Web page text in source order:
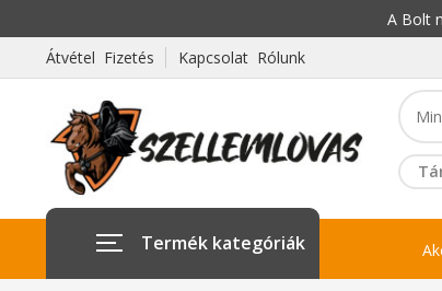
A Bolt
Átvétel Fizetés
Kapcsolat Rólunk
Termék kategóriák